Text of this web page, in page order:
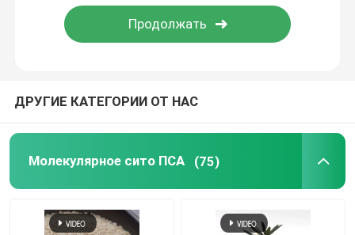
керамическая упаковка башни
Пластмассовые упаковки для башен
Электролиты литиевых батарей Сушильное
Керамические биокульки
ДРУГИЕ КАТЕГОРИИ ОТ НАС
Молекулярное сито ПСА (75)